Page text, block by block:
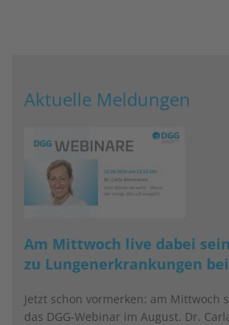
Aktuelle Meldungen
Am Mittwoch live dabei
zu Lungenerkrankungen
Jetzt schon vormerken: am Mittwoch
das DGG-Webinar im August. Dr.